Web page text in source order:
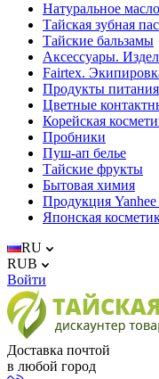
Натуральное масло
Тайская зубная
Тайские бальзамы
Аксессуары.
Fairtex.
Продукты питания
Цветные
Корейская
Пробники
Пуш-ап белье
Тайские фрукты
Бытовая химия
Продукция
Японская
RU
RUB
Войти
Доставка почтой
в любой город